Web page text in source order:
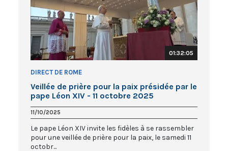
01:32:05
DIRECT DE ROME
Veillée de prière pour la paix présidée par le
pape Léon XIV - 11 octobre 2025
11/10/2025
Le pape Léon XIV invite les fidèles à se rassembler
pour une veillée de prière pour la paix, le samedi 11
octobr...